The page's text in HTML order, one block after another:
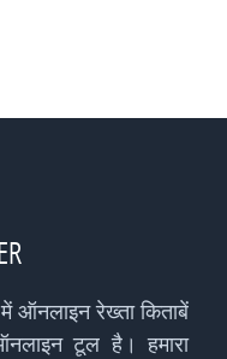
ऑनलाइन रेख्ता किताबें
टूल है। हमारा